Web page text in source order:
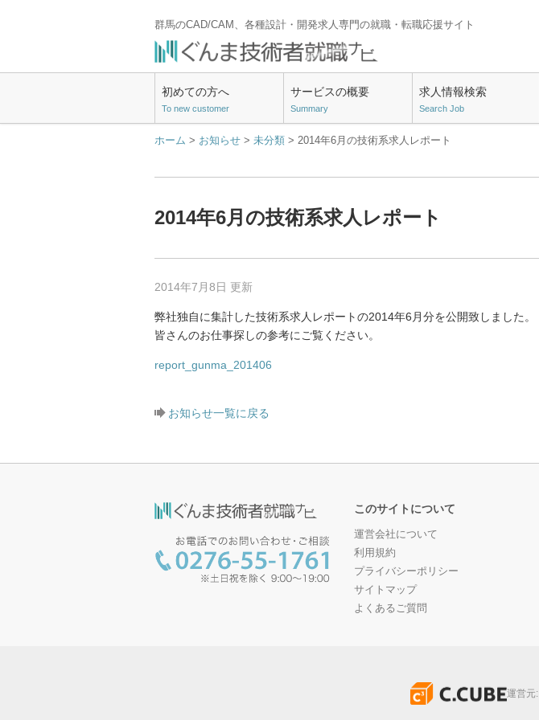
群馬のCAD/CAM、各種設計・開発求人専門の就職・転職応援サイト
初めての方へ
To new customer
サービスの概要
Summary
求人情報検索
Search Job
ホーム > お知らせ > 未分類 > 2014年6月の技術系求人レポート
2014年6月の技術系求人レポート
2014年7月8日 更新
弊社独自に集計した技術系求人レポートの2014年6月分を公開致しました。
皆さんのお仕事探しの参考にご覧ください。
report_gunma_201406
お知らせ一覧に戻る
このサイトについて
運営会社について
利用規約
プライバシーポリシー
サイトマップ
よくあるご質問
運営元: